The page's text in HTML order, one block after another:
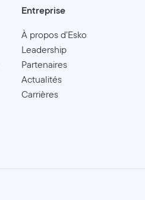
Entreprise
À propos d’Esko
Leadership
Partenaires
Actualités
Carrières